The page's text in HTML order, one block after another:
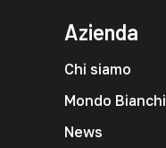
Azienda
Chi siamo
Mondo Bianchi
News